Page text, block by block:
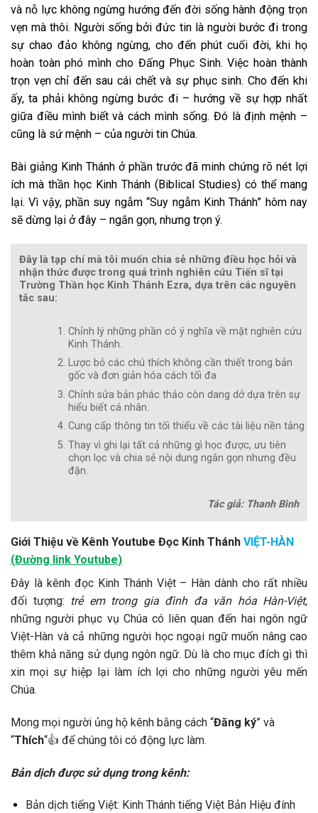
và nỗ lực không ngừng hướng đến đời sống hành động trọn
vẹn mà thôi. Người sống bởi đức tin là người bước đi trong
sự chao đảo không ngừng, cho đến phút cuối đời, khi họ
hoàn toàn phó mình cho Đấng Phục Sinh. Việc hoàn thành
trọn vẹn chỉ đến sau cái chết và sự phục sinh. Cho đến khi
ấy, ta phải không ngừng bước đi – hướng về sự hợp nhất
giữa điều mình biết và cách mình sống. Đó là định mệnh –
cũng là sứ mệnh – của người tin Chúa.
Bài giảng Kinh Thánh ở phần trước đã minh chứng rõ nét lợi
ích mà thần học Kinh Thánh (Biblical Studies) có thể mang
lại. Vì vậy, phần suy ngẫm “Suy ngẫm Kinh Thánh” hôm nay
sẽ dừng lại ở đây – ngắn gọn, nhưng trọn ý.
Đây là tạp chí mà tôi muốn chia sẻ những điều học hỏi và
nhận thức được trong quá trình nghiên cứu Tiến sĩ tại
Trường Thần học Kinh Thánh Ezra, dựa trên các nguyên
tắc sau:
Chỉnh lý những phần có ý nghĩa về mặt nghiên cứu
Kinh Thánh.
Lược bỏ các chú thích không cần thiết trong bản
gốc và đơn giản hóa cách tối đa
Chỉnh sửa bản phác thảo còn dang dở dựa trên sự
hiểu biết cá nhân.
Cung cấp thông tin tối thiểu về các tài liệu nền tảng
Thay vì ghi lại tất cả những gì học được, ưu tiên
chọn lọc và chia sẻ nội dung ngắn gọn nhưng đều
đặn.
Tác giả: Thanh Bình
Giới Thiệu về Kênh Youtube Đọc Kinh Thánh VIỆT-HÀN
(Đường link Youtube)
Đây là kênh đọc Kinh Thánh Việt – Hàn dành cho rất nhiều
đối tượng: trẻ em trong gia đình đa văn hóa Hàn-Việt,
những người phục vụ Chúa có liên quan đến hai ngôn ngữ
Việt-Hàn và cả những người học ngoại ngữ muốn nâng cao
thêm khả năng sử dụng ngôn ngữ. Dù là cho mục đích gì thì
xin mọi sự hiệp lại làm ích lợi cho những người yêu mến
Chúa.
Mong mọi người ủng hộ kênh bằng cách “Đăng ký” và
“Thích“👍 để chúng tôi có động lực làm.
Bản dịch được sử dụng trong kênh:
Bản dịch tiếng Việt: Kinh Thánh tiếng Việt Bản Hiệu đính